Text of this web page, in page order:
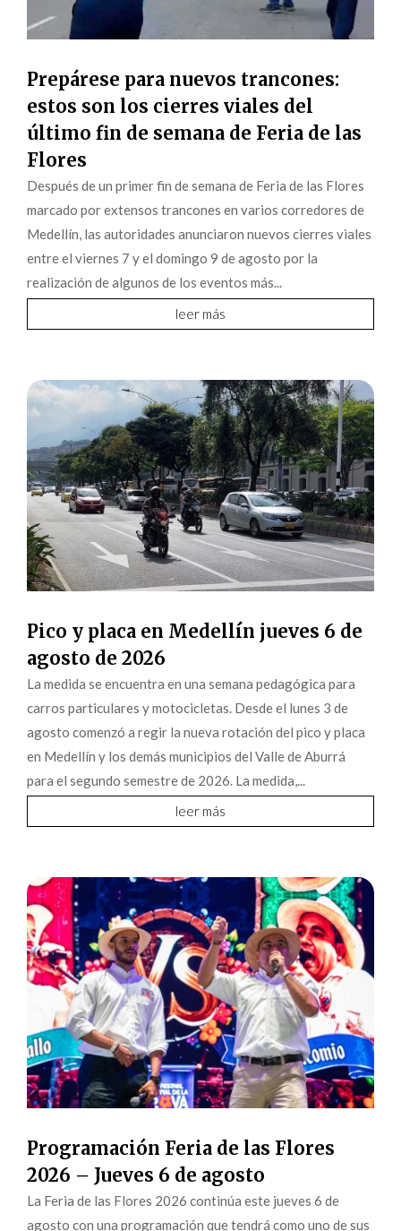
Prepárese para nuevos trancones:
estos son los cierres viales del
último fin de semana de Feria de las
Flores
Después de un primer fin de semana de Feria de las Flores
marcado por extensos trancones en varios corredores de
Medellín, las autoridades anunciaron nuevos cierres viales
entre el viernes 7 y el domingo 9 de agosto por la
realización de algunos de los eventos más...
leer más
Pico y placa en Medellín jueves 6 de
agosto de 2026
La medida se encuentra en una semana pedagógica para
carros particulares y motocicletas. Desde el lunes 3 de
agosto comenzó a regir la nueva rotación del pico y placa
en Medellín y los demás municipios del Valle de Aburrá
para el segundo semestre de 2026. La medida,...
leer más
Programación Feria de las Flores
2026 – Jueves 6 de agosto
La Feria de las Flores 2026 continúa este jueves 6 de
agosto con una programación que tendrá como uno de sus